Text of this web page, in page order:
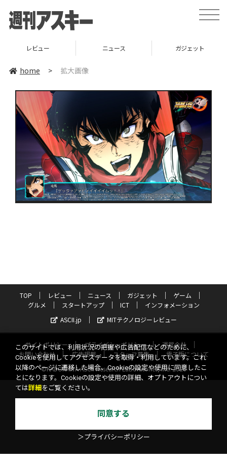
toggle
レビュー ニュース ガジェット
home > 拡大画像
TOP レビュー ニュース ガジェット
ゲーム
グルメ
スタートアップ ICT
インフォメーション
ASCII.jp
MITテクノロジーレビュー
サイトポリシー プライバシーポリシー
運営会社
お問い合わせ
広告掲載 スタッフ募集
電子版について
©KADOKAWA ASCII Research Laboratories, Inc. 2026
このサイトでは、利用状況の把握や広告配信などのために、
Cookieを使用してアクセスデータを取得・利用しています。これ
以降のページに遷移した場合、Cookieの設定や使用に同意したこ
とになります。Cookieの設定や使用の詳細、オプトアウトについ
ては詳細 をご覧ください。
同意する
＞プライバシーポリシー